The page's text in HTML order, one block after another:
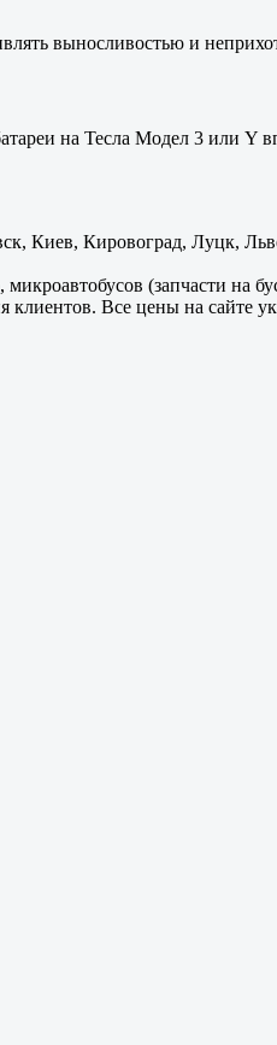
выносливостью и
на Тесла Модел 3 или Y
Киев, Кировоград, Луцк,
микроавтобусов (запчасти
клиентов. Все цены на сайте